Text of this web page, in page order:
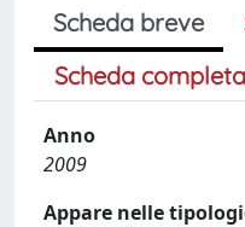
Scheda breve
Scheda
Anno
2009
Appare nelle